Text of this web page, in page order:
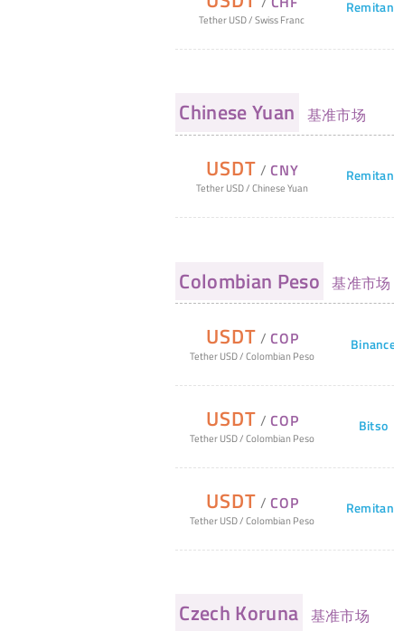
Tether USD/Swiss Franc
Chinese Yuan 基准市场
USDT /CNY
Tether USD/Chinese Yuan
Colombian Peso 基准市场
USDT /COP
Tether USD/Colombian Peso
USDT /COP
Tether USD/Colombian Peso
Bitso
USDT /COP
Tether USD/Colombian Peso
Czech Koruna 基准市场